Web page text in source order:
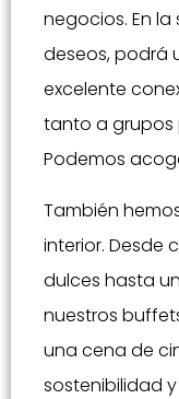
negocios. En
deseos, podrá
excelente
tanto a grupos
Podemos
También
interior. Desde
dulces hasta
nuestros
una cena de
sostenibilidad